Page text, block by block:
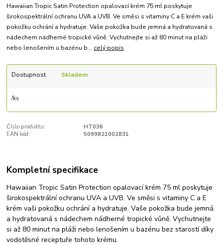
Hawaiian Tropic Satin Protection opalovací krém 75 ml poskytuje
širokospektrální ochranu UVA a UVB. Ve směsi s vitaminy C a E krém vaši
pokožku ochrání a hydratuje. Vaše pokožka bude jemná a hydratovaná s
nádechem nádherné tropické vůně. Vychutnejte si až 80 minut na pláži
nebo lenošením u bazénu b... celý popis
Dostupnost Skladem
/ks
Číslo produktu:
HT036
EAN kód:
5099821002831
Kompletní specifikace
Hawaiian Tropic Satin Protection opalovací krém 75 ml poskytuje
širokospektrální ochranu UVA a UVB. Ve směsi s vitaminy C a E
krém vaši pokožku ochrání a hydratuje. Vaše pokožka bude jemná
a hydratovaná s nádechem nádherné tropické vůně. Vychutnejte
si až 80 minut na pláži nebo lenošením u bazénu bez starostí díky
vodotěsné receptuře tohoto krému.